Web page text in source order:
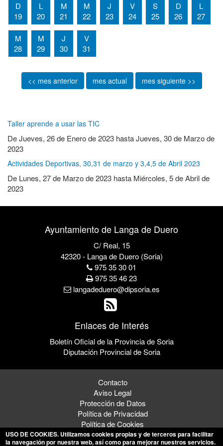
D
19
L
20
M
21
M
22
J
23
V
24
S
25
D
26
L
27
M
28
M
29
J
30
V
31
<< mes anterior mes actual mes siguiente >>
Taller aprende a usar las TIC
DeJueves, 26 de Enero de 2023 hastaJueves, 30 de Marzo de
2023
Actividades Deportivas, 30,31 de marzo y 3,4,5 de Abril 2023
De Lunes, 27 de Marzo de 2023 hasta Miércoles, 5 de Abril de
2023
Ayuntamiento de Langa de Duero
C/ Real, 15
42320 - Langa de Duero (Soria)
975 35 30 01
975 35 46 23
langadeduero@dipsoria.es
Enlaces de Interés
Boletín Oficial de la Provincia de Soria
Diputación Provincial de Soria
Contacto
Aviso Legal
Protección de Datos
Política de Privacidad
Política de Cookies
USO DE COOKIES. Utilizamos cookies propias y de terceros para facilitar
la navegación por nuestra web, así como para mejorar nuestros servicios.